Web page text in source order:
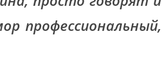
профессиональный,